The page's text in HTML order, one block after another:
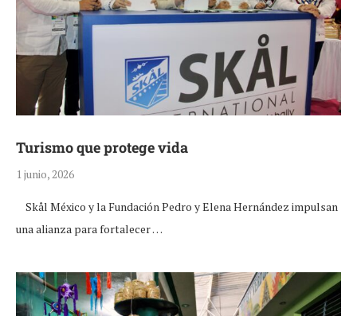
Turismo que protege vida
1 junio, 2026
Skål México y la Fundación Pedro y Elena Hernández impulsan
una alianza para fortalecer …